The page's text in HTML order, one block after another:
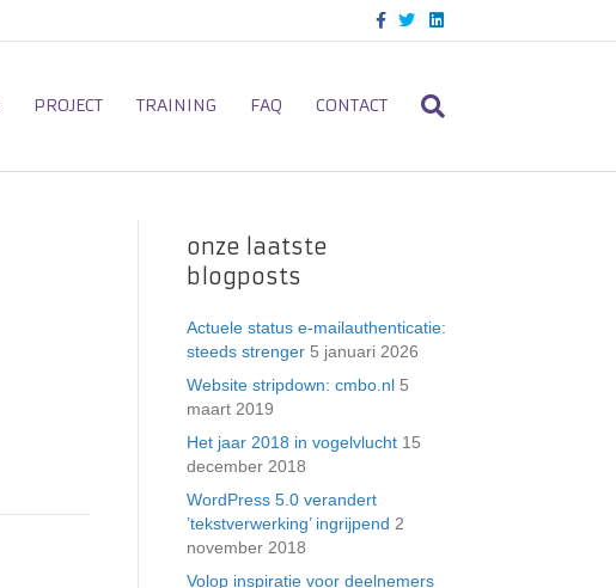
c
o
o
T
i
e
L
n
d
PROJECT TRAINING FAQ CONTACT
onze laatste
blogposts
Actuele status e-mailauthenticatie:
steeds strenger 5 januari 2026
Website stripdown: cmbo.nl 5
maart 2019
Het jaar 2018 in vogelvlucht 15
december 2018
WordPress 5.0 verandert
’tekstverwerking’ ingrijpend 2
november 2018
Volop inspiratie voor deelnemers